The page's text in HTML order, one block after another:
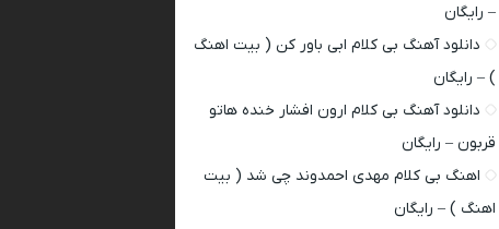
– رایگان
دانلود آهنگ بی کلام ابی باور کن ( بیت اهنگ
) – رایگان
دانلود آهنگ بی کلام ارون افشار خنده هاتو
قربون – رایگان
اهنگ بی کلام مهدی احمدوند چی شد ( بیت
اهنگ ) – رایگان